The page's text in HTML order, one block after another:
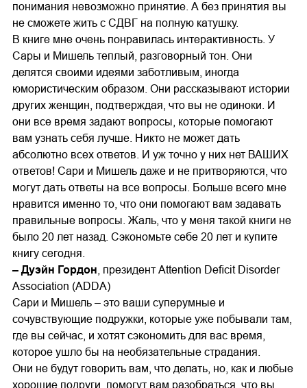
понимания невозможно принятие. А без принятия вы
не сможете жить с СДВГ на полную катушку.
В книге мне очень понравилась интерактивность. У
Сары и Мишель теплый, разговорный тон. Они
делятся своими идеями заботливым, иногда
юмористическим образом. Они рассказывают истории
других женщин, подтверждая, что вы не одиноки. И
они все время задают вопросы, которые помогают
вам узнать себя лучше. Никто не может дать
абсолютно всех ответов. И уж точно у них нет ВАШИХ
ответов! Сари и Мишель даже и не притворяются, что
могут дать ответы на все вопросы. Больше всего мне
нравится именно то, что они помогают вам задавать
правильные вопросы. Жаль, что у меня такой книги не
было 20 лет назад. Сэкономьте себе 20 лет и купите
книгу сегодня.
– Дуэйн Гордон , президент Attention Deﬁcit Disorder
Association (ADDA)
Сари и Мишель – это ваши суперумные и
сочувствующие подружки, которые уже побывали там,
где вы сейчас, и хотят сэкономить для вас время,
которое ушло бы на необязательные страдания.
Они не будут говорить вам, что делать, но, как и любые
хорошие подруги, помогут вам разобраться, что вы